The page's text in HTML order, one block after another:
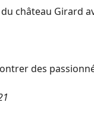
château Girard
des